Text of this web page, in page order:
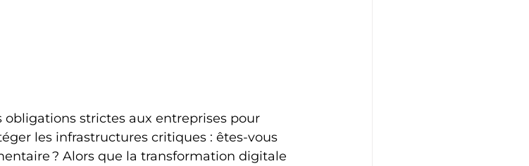
obligations strictes aux entreprises pour
les infrastructures critiques : êtes-vous
? Alors que la transformation digitale